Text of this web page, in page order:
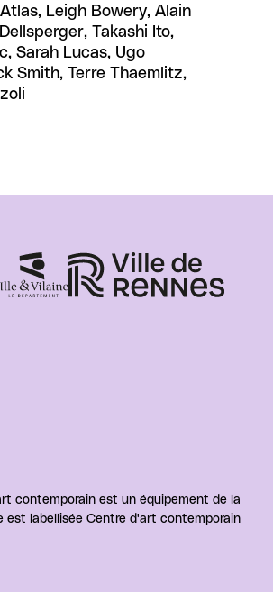
Leigh Bowery, Alain
Takashi Ito,
Sarah Lucas, Ugo
Smith, Terre Thaemlitz,
contemporain est un équipement de la
est labellisée Centre d'art contemporain